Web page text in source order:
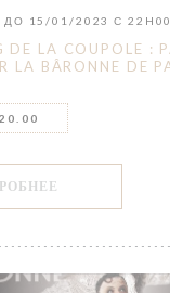
15/01/2023 С
LA COUPOLE :
LA BÂRONNE DE